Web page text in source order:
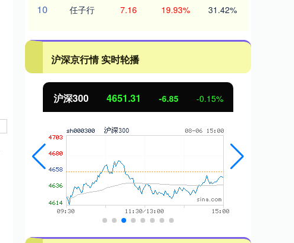
10 任子行 7.16 19.93% 31.42%
沪深京行情 实时轮播
沪深300 4651.31 -6.85 -0.15%